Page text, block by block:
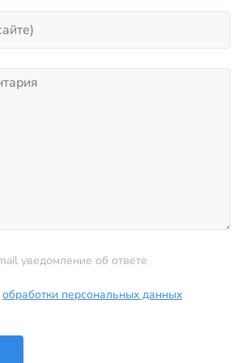
уведомление об ответе
обработки персональных данных